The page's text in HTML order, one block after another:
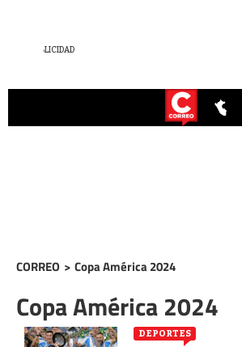
CORREO > Copa América 2024
Copa América 2024
DEPORTES